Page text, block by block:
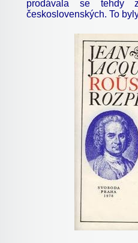
prodávala se tehdy
československých. To